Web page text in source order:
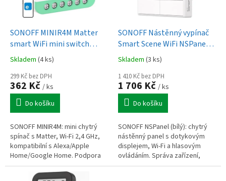
SONOFF MINIR4M Matter
smart WiFi mini switch
(HomeKit, SmartThings,
Home Assistant).
Skladem (4 ks)
299 Kč bez DPH
362 Kč / ks
Do košíku
SONOFF MINIR4M: mini chytrý
spínač s Matter, Wi-Fi 2,4 GHz,
kompatibilní s Alexa/Apple
Home/Google Home. Podpora
externích spínačů, odpojovací
režim. 100–240 V, 10 A.
SONOFF Nástěnný vypínač
Smart Scene WiFi NSPanel
(bílý)
Skladem (3 ks)
1 410 Kč bez DPH
1 706 Kč / ks
Do košíku
SONOFF NSPanel (bílý): chytrý
nástěnný panel s dotykovým
displejem, Wi-Fi a hlasovým
ovládáním. Správa zařízení,
scén a aplikace. 100–240 V, max.